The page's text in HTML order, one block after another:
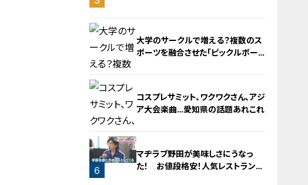
2
4
大学のサークルで増える？複数のス
ポーツを融合させた「ピックルボー
コスプレサミット、ワクワクさん、アジ
ア大会楽曲…愛知県の話題あれこれ
6
マヂラブ野田が美味しさにうなっ
た！ お値段格安！人気レストランを